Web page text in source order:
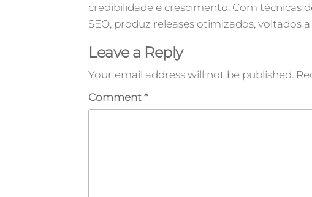
credibilidade e crescimento. Com técnicas
SEO, produz releases otimizados, voltados
Leave a Reply
Your email address will not be published.
Comment*